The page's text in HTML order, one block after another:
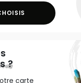
?
carte